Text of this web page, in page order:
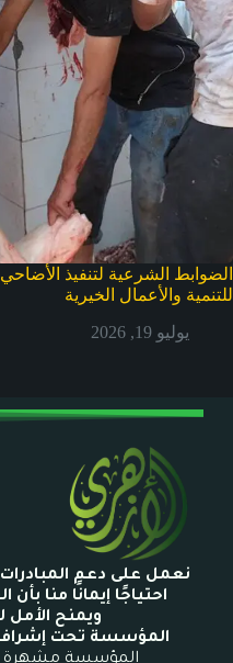
الضوابط الشرعية لتنفيذ
للتنمية والأعمال الخيرية
يوليو 19, 2026
نعمل على دعم المبادرات
احتياجًا إيمانًا منا
ويمنح
المؤسسة تحت إشراف